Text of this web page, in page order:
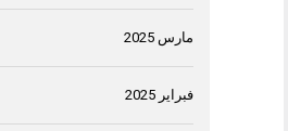
مارس 2025
فبراير 2025